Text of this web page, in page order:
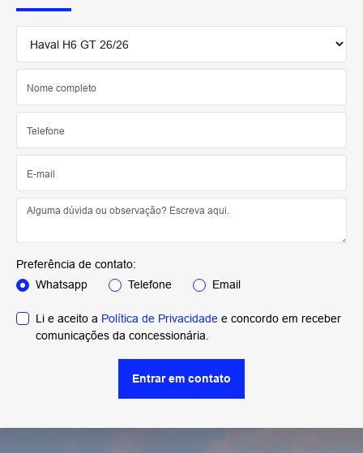
Preferência de contato:
Whatsapp
Telefone Email
Li e aceito a Política de Privacidade e concordo em receber
comunicações da concessionária.
Entrar em contato